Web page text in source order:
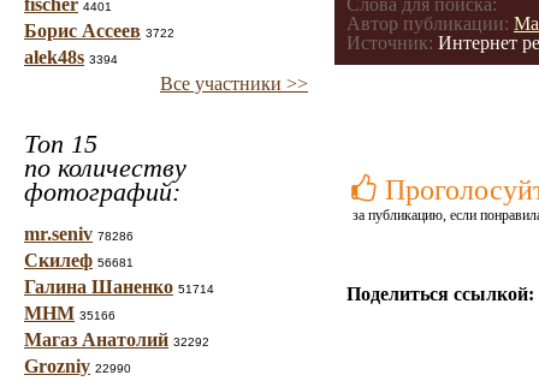
fischer 4401
Борис Ассеев 3722
alek48s 3394
Все участники >>
Топ 15
по количеству
фотографий:
mr.seniv 78286
Скилеф 56681
Галина Шаненко 51714
МНМ 35166
Магаз Анатолий 32292
Grozniy 22990
Слова для поиска:
Автор публикации:
Источник: Интернет
за публикацию, если
Поделиться ссылкой: